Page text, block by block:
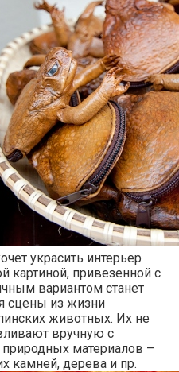
украсить интерьер
картиной, привезенной с
вариантом станет
сцены из жизни
животных. Их не
вручную с
материалов –
камней, дерева и пр.